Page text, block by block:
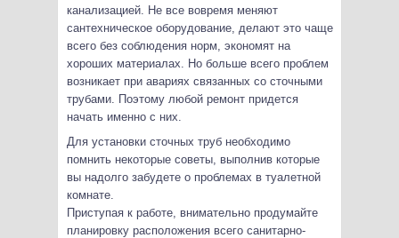
канализацией. Не все вовремя меняют
сантехническое оборудование, делают это чаще
всего без соблюдения норм, экономят на
хороших материалах. Но больше всего проблем
возникает при авариях связанных со сточными
трубами. Поэтому любой ремонт придется
начать именно с них.
Для установки сточных труб необходимо
помнить некоторые советы, выполнив которые
вы надолго забудете о проблемах в туалетной
комнате.
Приступая к работе, внимательно продумайте
планировку расположения всего санитарно-